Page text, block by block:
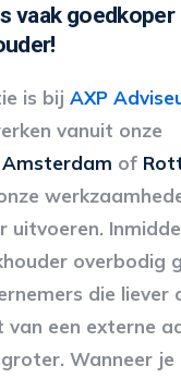
vaak goedkoper
is bij AXP
vanuit onze
Amsterdam of
uitvoeren.
overbodig
die liever
van een externe
Wanneer je